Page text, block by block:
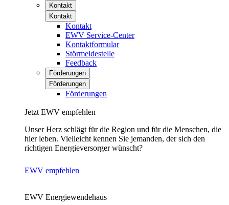
Kontakt
Kontakt
Kontakt
EWV Service-Center
Kontaktformular
Störmeldestelle
Feedback
Förderungen
Förderungen
Förderungen
Jetzt EWV empfehlen
Unser Herz schlägt für die Region und für die Menschen, die
hier leben. Vielleicht kennen Sie jemanden, der sich den
richtigen Energieversorger wünscht?
EWV empfehlen
EWV Energiewendehaus